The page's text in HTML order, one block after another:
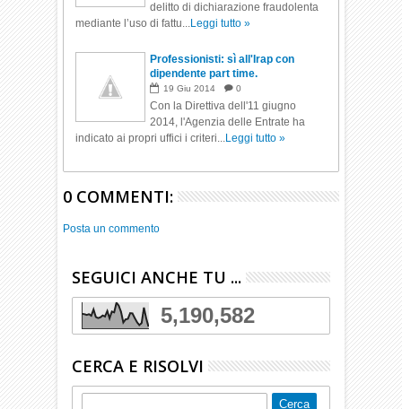
delitto di dichiarazione fraudolenta
mediante l’uso di fattu...Leggi tutto »
Professionisti: sì all'Irap con
dipendente part time.
19 Giu 2014 0
Con la Direttiva dell'11 giugno
2014, l'Agenzia delle Entrate ha
indicato ai propri uffici i criteri...Leggi tutto »
0 COMMENTI:
Posta un commento
SEGUICI ANCHE TU ...
5,190,582
CERCA E RISOLVI